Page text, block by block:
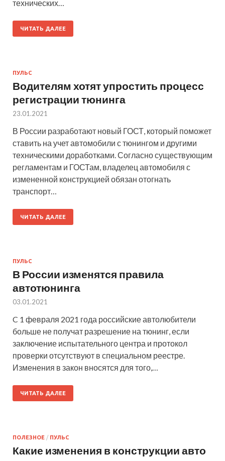
технических…
ЧИТАТЬ ДАЛЕЕ
ПУЛЬС
Водителям хотят упростить процесс
регистрации тюнинга
23.01.2021
В России разработают новый ГОСТ, который поможет
ставить на учет автомобили с тюнингом и другими
техническими доработками. Согласно существующим
регламентам и ГОСТам, владелец автомобиля с
измененной конструкцией обязан отогнать
транспорт…
ЧИТАТЬ ДАЛЕЕ
ПУЛЬС
В России изменятся правила
автотюнинга
03.01.2021
C 1 февраля 2021 года российские автолюбители
больше не получат разрешение на тюнинг, если
заключение испытательного центра и протокол
проверки отсутствуют в специальном реестре.
Изменения в закон вносятся для того,…
ЧИТАТЬ ДАЛЕЕ
ПОЛЕЗНОЕ / ПУЛЬС
Какие изменения в конструкции авто